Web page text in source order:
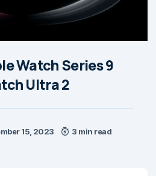
Watch Series 9
Ultra 2
15, 2023 3 min read